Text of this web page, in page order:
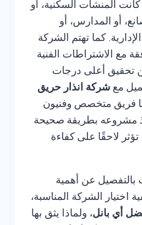
المنشآت السكنية، أو
أو المدارس، أو
كما تهتم الشركة
مع الاشتراطات الفنية
تحقيق أعلى درجات
مع شركة انذار حريق
فريق متخصص وفنيون
مشروعه بطريقة صحيحة
لاحقًا على كفاءة
بالتفصيل عن أهمية
اختيار الشركة المناسبة،
أي بانل، ولماذا يثق بها